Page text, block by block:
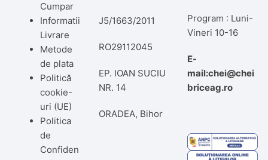
Cumpar
Informatii
Livrare
Metode
de plata
Politică
cookie-
uri (UE)
Politica
de
Confiden
J5/1663/2011
RO29112045
EP. IOAN SUCIU
NR. 14
ORADEA, Bihor
Program : Luni-
Vineri 10-16
E-
mail:chei@chei
briceag.ro